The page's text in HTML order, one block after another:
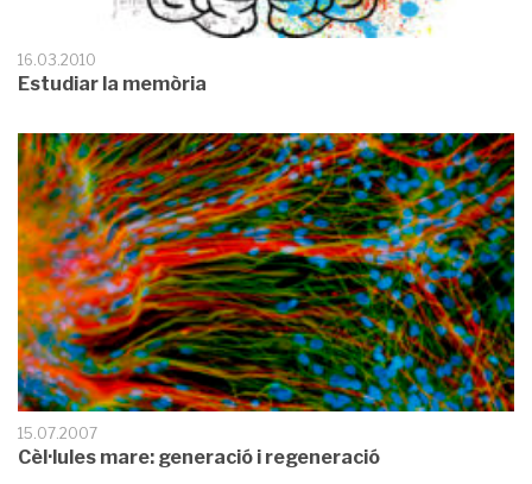
16.03.2010
Estudiar la memòria
15.07.2007
Cèl·lules mare: generació i regeneració